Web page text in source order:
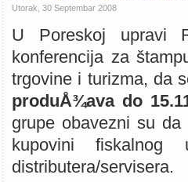
Utorak, 30 Septembar 2008
U Poreskoj upravi
konferencija za
trgovine i turizma, da
produÅ¾ava do
grupe obavezni su
kupovini fiskalnog
distributera/servisera.